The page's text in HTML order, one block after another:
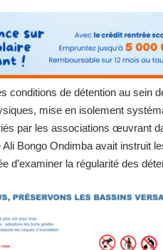
conditions de détention au sein
mise en isolement
par les associations œuvrant
Ali Bongo Ondimba avait instruit
d’examiner la régularité des